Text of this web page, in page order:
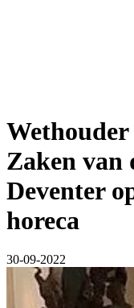
Wethouder
Zaken van
Deventer
horeca
30-09-2022